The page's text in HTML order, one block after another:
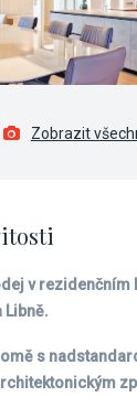
Zobrazit
v rezidenčním
Libně.
s